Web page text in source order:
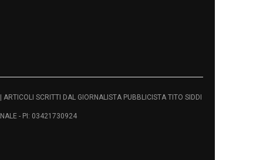
SCRITTI DAL GIORNALISTA PUBBLICISTA TITO SIDDI
- PI: 03421730924